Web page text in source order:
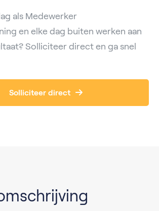
als Medewerker
en elke dag buiten werken aan
Solliciteer direct en ga snel
Solliciteer direct